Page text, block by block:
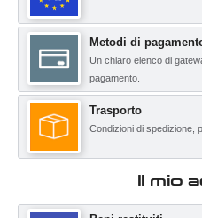
Metodi di
Un chiaro elenco di
pagamento.
Trasporto
Condizioni di spedizione,
Il mio